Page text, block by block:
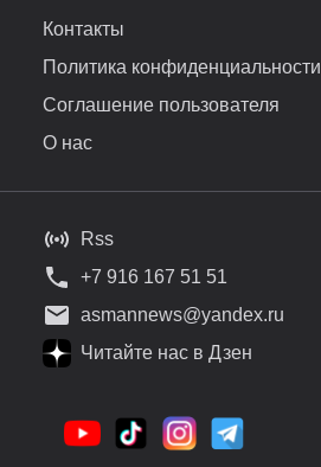
Контакты
Политика конфиденциальности
Соглашение пользователя
О нас
Rss
+7 916 167 51 51
asmannews@yandex.ru
Читайте нас в Дзен